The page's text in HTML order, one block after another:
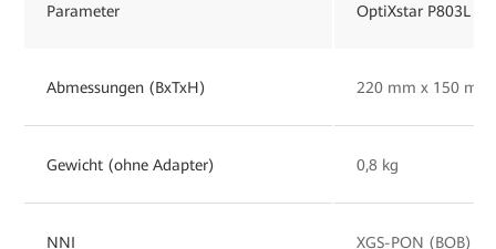
Parameter OptiXstar P803L
Abmessungen (BxTxH) 220 mm x 150
Gewicht (ohne Adapter) 0,8 kg
NNI XGS-PON (BOB)